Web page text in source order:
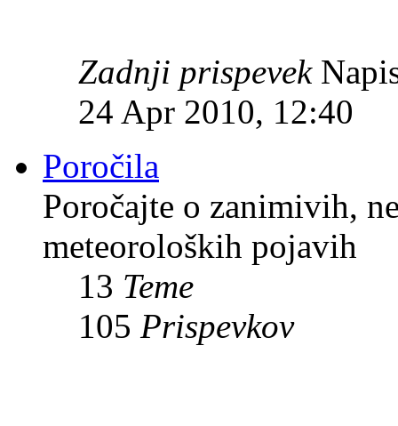
Zadnji prispevek
24 Apr 2010, 12:40
Poročila
Poročajte o zanimivih,
meteoroloških pojavih
13 Teme
105 Prispevkov